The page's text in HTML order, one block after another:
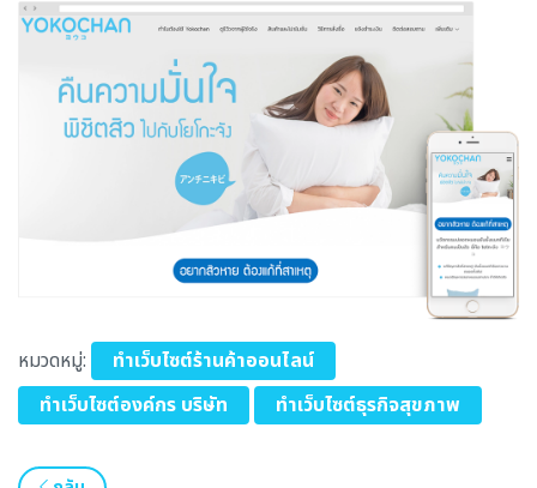
หมวดหมู่:
ทำเว็บไซต์ร้านค้าออนไลน์
ทำเว็บไซต์องค์กร บริษัท
ทำเว็บไซต์ธุรกิจสุขภาพ